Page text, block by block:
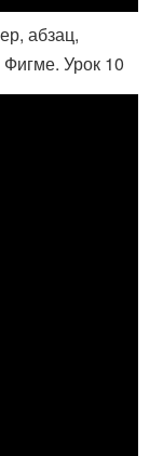
абзац,
Фигме. Урок 10